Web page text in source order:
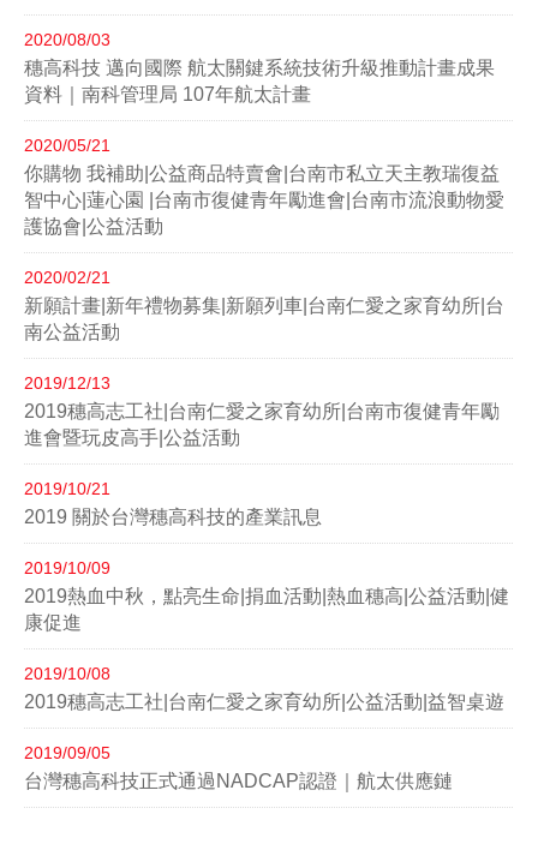
2020/08/03
穗高科技 邁向國際 航太關鍵系統技術升級推動計畫成果
資料｜南科管理局 107年航太計畫
2020/05/21
你購物 我補助|公益商品特賣會|台南市私立天主教瑞復益
智中心|蓮心園 |台南市復健青年勵進會|台南市流浪動物愛
護協會|公益活動
2020/02/21
新願計畫|新年禮物募集|新願列車|台南仁愛之家育幼所|台
南公益活動
2019/12/13
2019穗高志工社|台南仁愛之家育幼所|台南市復健青年勵
進會暨玩皮高手|公益活動
2019/10/21
2019 關於台灣穗高科技的產業訊息
2019/10/09
2019熱血中秋，點亮生命|捐血活動|熱血穗高|公益活動|健
康促進
2019/10/08
2019穗高志工社|台南仁愛之家育幼所|公益活動|益智桌遊
2019/09/05
台灣穗高科技正式通過NADCAP認證｜航太供應鏈